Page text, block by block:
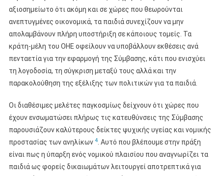
αξιοσημείωτο ότι ακόμη και σε χώρες που θεωρούνται
ανεπτυγμένες οικονομικά, τα παιδιά συνεχίζουν να μην
απολαμβάνουν πλήρη υποστήριξη σε κάποιους τομείς. Τα
κράτη-μέλη του ΟΗΕ οφείλουν να υποβάλλουν εκθέσεις ανά
πενταετία για την εφαρμογή της Σύμβασης, κάτι που ενισχύει
τη λογοδοσία, τη σύγκριση μεταξύ τους αλλά και την
παρακολούθηση της εξέλιξης των πολιτικών για τα παιδιά.
Οι διαθέσιμες μελέτες παγκοσμίως δείχνουν ότι χώρες που
έχουν ενσωματώσει πλήρως τις κατευθύνσεις της Σύμβασης
παρουσιάζουν καλύτερους δείκτες ψυχικής υγείας και νομικής
προστασίας των ανηλίκων 4. Αυτό που βλέπουμε στην πράξη
είναι πως η ύπαρξη ενός νομικού πλαισίου που αναγνωρίζει τα
παιδιά ως φορείς δικαιωμάτων λειτουργεί αποτρεπτικά για